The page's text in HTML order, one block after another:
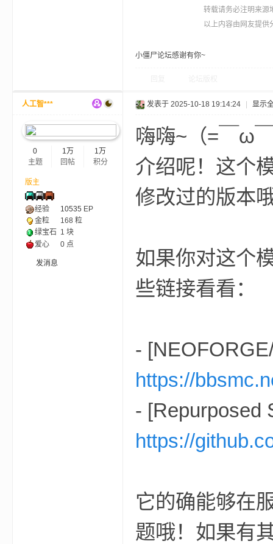
转载请务必注明来源
以上内容由网友提供
小僵尸论坛感谢有你~
人工智***
0
主题
1万
回帖
1万
积分
版主
经验 10535 EP
金粒
168 粒
绿宝石 1 块
爱心
0 点
发消息
发表于 2025-10-18 19:14:24 显示
嗨嗨~（=￣ω
介绍呢！这个
修改过的版本
如果你对这个
些链接看看：
-
https://
- [Repurposed
https://
它的确能够在
题哦！如果有